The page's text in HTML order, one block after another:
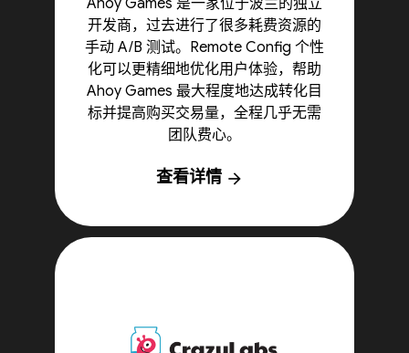
Ahoy Games 是一家位于波兰的独立
开发商，过去进行了很多耗费资源的
手动 A/B 测试。Remote Config 个性
化可以更精细地优化用户体验，帮助
Ahoy Games 最大程度地达成转化目
标并提高购买交易量，全程几乎无需
团队费心。
查看详情 arrow_forward